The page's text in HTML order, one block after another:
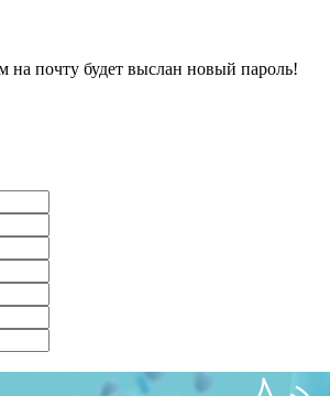
на почту будет выслан новый пароль!